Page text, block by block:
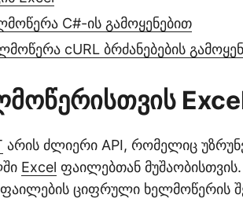
C#-ის გამოყენებით
cURL ბრძანებების
არის ძლიერი API, რომელიც
Excel ფაილებთან
ციფრული ხელმოწერის